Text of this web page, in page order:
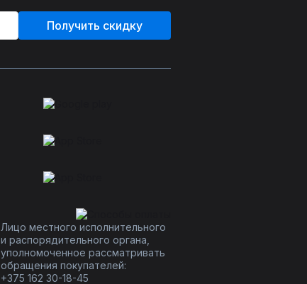
Получить скидку
Лицо местного исполнительного
и распорядительного органа,
уполномоченное рассматривать
обращения покупателей:
+375 162 30-18-45